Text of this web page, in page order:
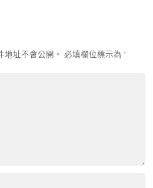
地址不會公開。 必填欄位標示為 *